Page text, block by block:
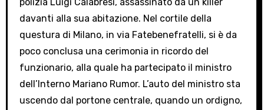
davanti alla sua abitazione. Nel cortile della
questura di Milano, in via Fatebenefratelli, si è da
poco conclusa una cerimonia in ricordo del
funzionario, alla quale ha partecipato il ministro
dell’Interno Mariano Rumor. L’auto del ministro sta
uscendo dal portone centrale, quando un ordigno,